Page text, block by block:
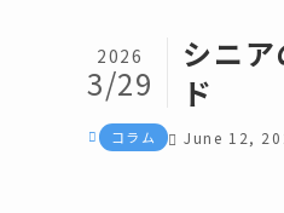
シニ
ド
2026
3/29
コラム June 12,